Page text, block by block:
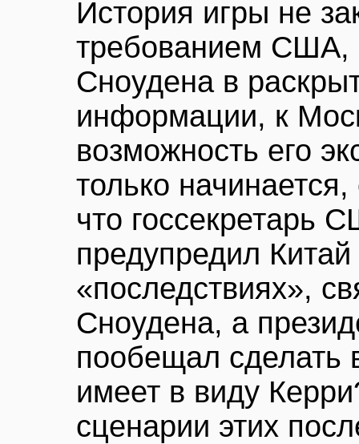
История игры не
требованием США,
Сноудена в
информации, к
возможность его
только
что госсекретарь
предупредил
«последствиях»,
Сноудена, а
пообещал сделать
имеет в виду
сценарии этих